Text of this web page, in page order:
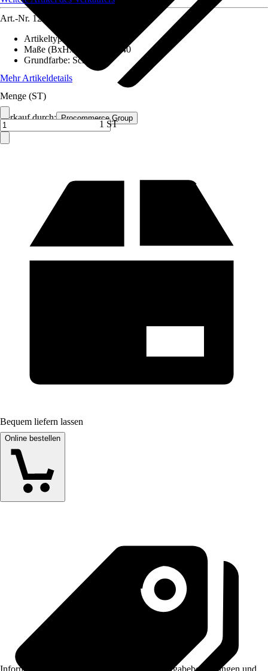
Verkauf durch: Procommerce Group
Art.-Nr. 12591675
Artikeltyp
Maße (BxHxT)
80x180x40
Grundfarbe: Schwarz
Mehr Artikeldetails
Menge (ST)
1 ST
Bequem liefern lassen
Online bestellen
Informationen des Verkäufers, wie z. B. Rückgabebedingungen und